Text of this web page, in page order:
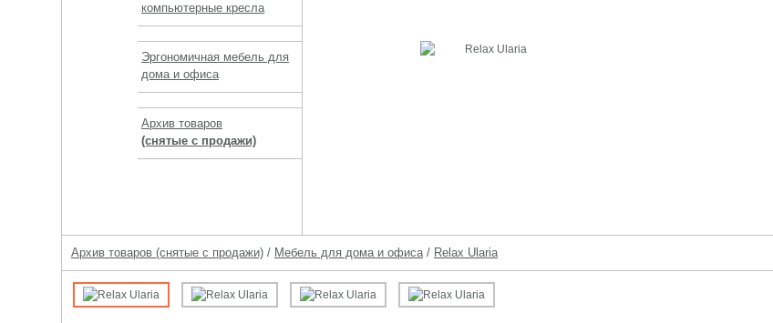
компьютерные кресла
Эргономичная мебель для
дома и офиса
Архив товаров
(снятые с продажи)
Архив товаров (снятые с продажи) / Мебель для дома и офиса / Relax Ularia